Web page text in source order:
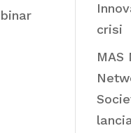
crisi
MAS